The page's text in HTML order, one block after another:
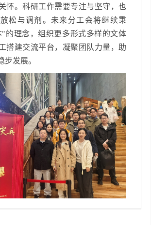
怀。科研工作需要专注与坚守，也
松与调剂。未来分工会将继续秉
"的理念，组织更多形式多样的文体
搭建交流平台，凝聚团队力量，助
步发展。